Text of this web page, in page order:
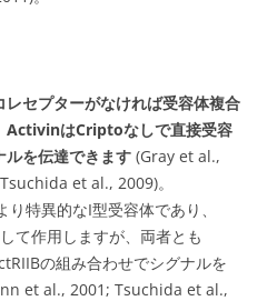
セプターがなければ受容体複合
ActivinはCriptoなしで直接受容
ルを伝達できます (Gray et al.,
et al., 2009)。
特異的なI型受容体であり、
て作用しますが、両者とも
の組み合わせでシグナルを
et al., 2001; Tsuchida et al.,